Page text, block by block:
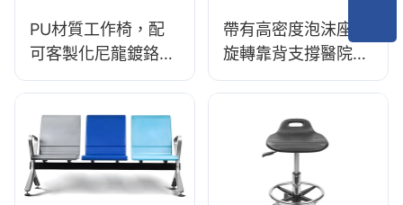
PU材質工作椅，配
可客製化尼龍鍍鉻鋁
腳座 IC007 個人化
帶有高密度泡沫座椅
旋轉靠背支撐醫院&
診所使用的牙科椅